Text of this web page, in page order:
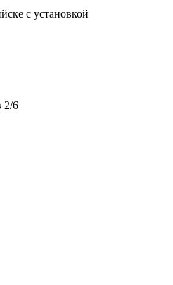
с установкой
2/6